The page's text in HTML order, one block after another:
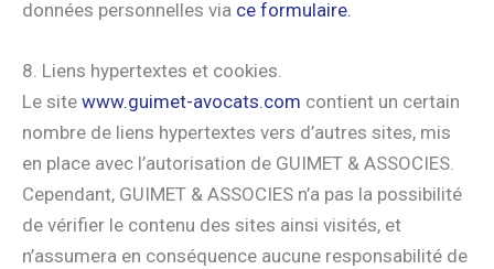
données personnelles via ce formulaire.
8. Liens hypertextes et cookies.
Le site www.guimet-avocats.com contient un certain
nombre de liens hypertextes vers d’autres sites, mis
en place avec l’autorisation de GUIMET & ASSOCIES.
Cependant, GUIMET & ASSOCIES n’a pas la possibilité
de vérifier le contenu des sites ainsi visités, et
n’assumera en conséquence aucune responsabilité de